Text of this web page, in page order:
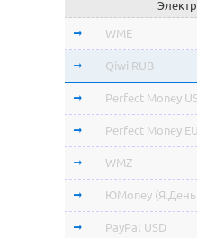
Cardano ADA
OmiseGo OMG
Verge XVG
BitTorrent BTT
Stellar Lumens
EOS
NEO
WME
Qiwi RUB
Perfect Money
Perfect Money
WMZ
ЮMoney
PayPal USD